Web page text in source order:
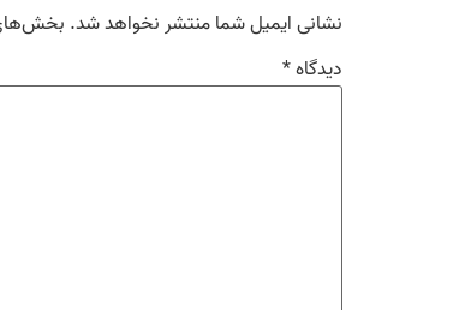
نشانی ایمیل شما منتشر نخواهد شد. بخش‌های
دیدگاه*